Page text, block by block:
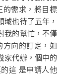
的需求，將目標
也待了五年，
我的幫忙，不僅
向的訂定，如
家代辦，個中的
這 是申請人他